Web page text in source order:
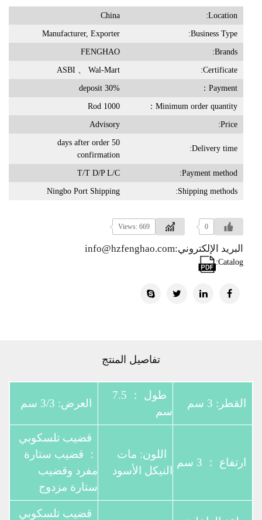
Location:
China
Business Type:
Manufacturer, Exporter
Brands:
FENGHAO
Certificate:
ASBI 、 Wal-Mart
Payment：
30% deposit
Minimum order quantity：
1000 Rod
Price:
Advisory
Delivery time:
50 days after order
confirmation
Payment method:
T/T D/P L/C
Shipping methods:
Ningbo Port Shipping
0
Views: 669
البريد الإلكتروني:info@hzfenghao.com
Catalog:
تفاصيل المنتج
القطر: 3 سم
طول ： 7.5
سم
العرض: 3/3 سم
ارتفاع ： 3 سم
اللون: مات
النيكل الأسود
قضيب تلسكوبي
： قضيب ستارة
مفرد وقضيب
ستارة مزدوج
قضيب تلسكوبي